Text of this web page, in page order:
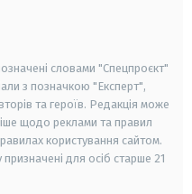
словами "Спецпроєкт"
з позначкою "Експерт",
та героїв. Редакція може
щодо реклами та правил
користування сайтом.
призначені для осіб старше 21